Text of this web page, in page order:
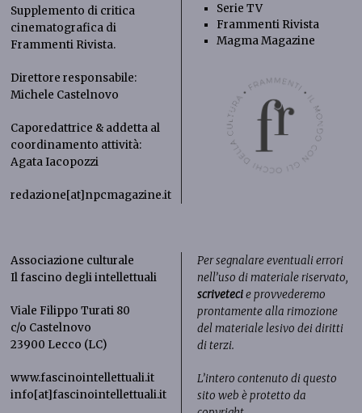
Supplemento di critica
cinematografica di
Frammenti Rivista.
Direttore responsabile:
Michele Castelnovo
Caporedattrice & addetta al
coordinamento attività:
Agata Iacopozzi
redazione[at]npcmagazine.it
Serie TV
Frammenti Rivista
Magma Magazine
Associazione culturale
Il fascino degli intellettuali
Viale Filippo Turati 80
c/o Castelnovo
23900 Lecco (LC)
www.fascinointellettuali.it
info[at]fascinointellettuali.it
Per segnalare eventuali errori
nell’uso di materiale riservato,
scrivetecie provvederemo
prontamente alla rimozione
del materiale lesivo dei diritti
di terzi.
L’intero contenuto di questo
sito web è protetto da